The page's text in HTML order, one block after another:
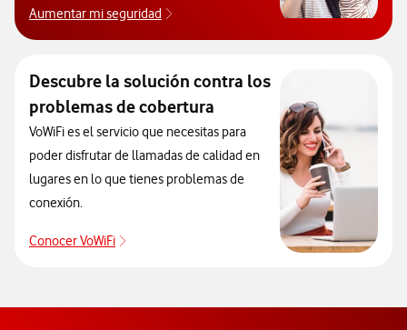
Aumentar mi seguridad
Descubre la solución contra los
problemas de cobertura
VoWiFi es el servicio que necesitas para
poder disfrutar de llamadas de calidad en
lugares en lo que tienes problemas de
conexión.
Conocer VoWiFi
Descubre la solución contra los problemas de